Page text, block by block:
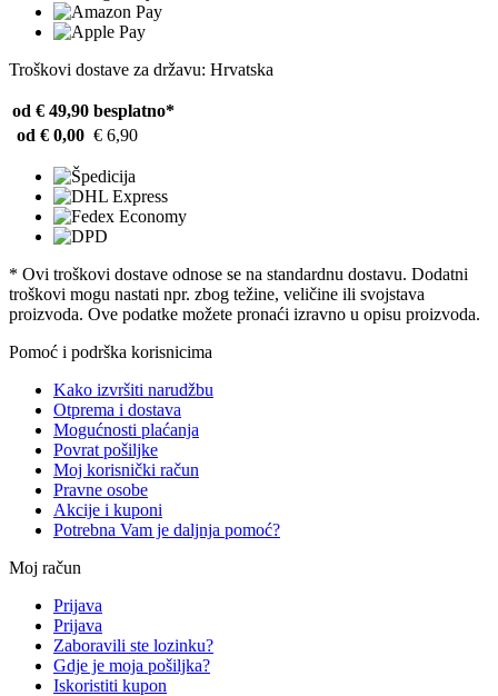
Troškovi dostave za državu: Hrvatska
od € 49,90 besplatno*
od € 0,00 € 6,90
* Ovi troškovi dostave odnose se na standardnu ​​dostavu. Dodatni
troškovi mogu nastati npr. zbog težine, veličine ili svojstava
proizvoda. Ove podatke možete pronaći izravno u opisu proizvoda.
Pomoć i podrška korisnicima
Kako izvršiti narudžbu
Otprema i dostava
Mogućnosti plaćanja
Povrat pošiljke
Moj korisnički račun
Pravne osobe
Akcije i kuponi
Potrebna Vam je daljnja pomoć?
Moj račun
Prijava
Prijava
Zaboravili ste lozinku?
Gdje je moja pošiljka?
Iskoristiti kupon